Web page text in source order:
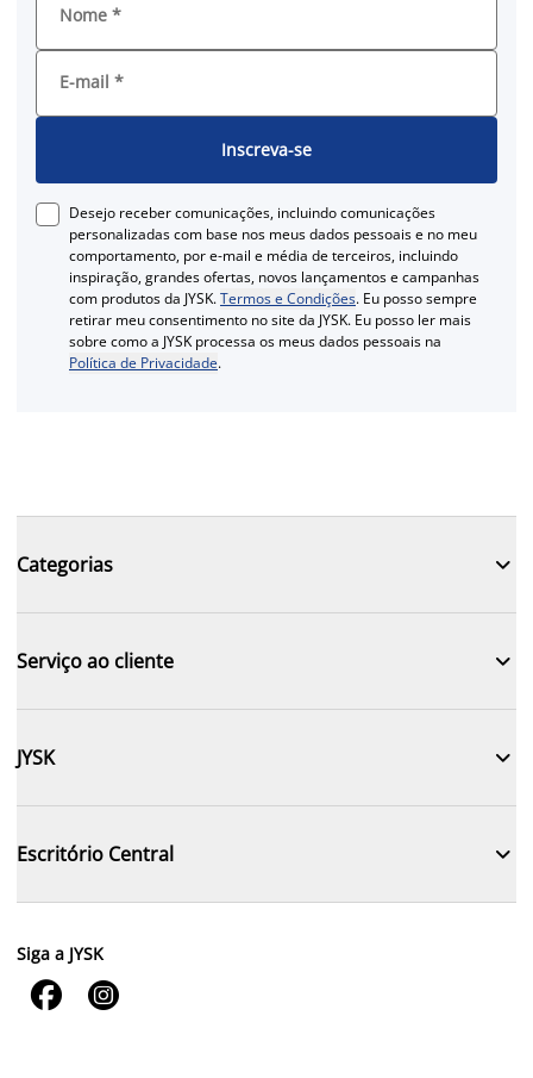
Nome *
E-mail *
Inscreva-se
Desejo receber comunicações, incluindo comunicações
personalizadas com base nos meus dados pessoais e no meu
comportamento, por e-mail e média de terceiros, incluindo
inspiração, grandes ofertas, novos lançamentos e campanhas
com produtos da JYSK.Termos e Condições. Eu posso sempre
retirar meu consentimento no site da JYSK. Eu posso ler mais
sobre como a JYSK processa os meus dados pessoais na
Política de Privacidade.
Categorias 
Serviço ao cliente 
JYSK 
Escritório Central 
Siga a JYSK
 